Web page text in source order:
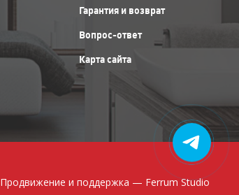
Гарантия и возврат
Вопрос-ответ
Карта сайта
Продвижение и поддержка — Ferrum Studio